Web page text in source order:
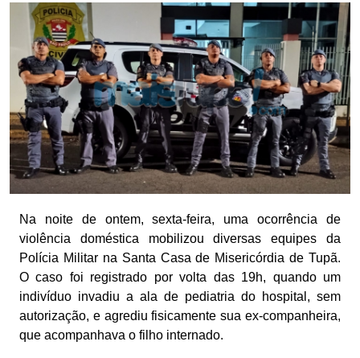
Na noite de ontem, sexta-feira, uma ocorrência de
violência doméstica mobilizou diversas equipes da
Polícia Militar na Santa Casa de Misericórdia de Tupã.
O caso foi registrado por volta das 19h, quando um
indivíduo invadiu a ala de pediatria do hospital, sem
autorização, e agrediu fisicamente sua ex-companheira,
que acompanhava o filho internado.